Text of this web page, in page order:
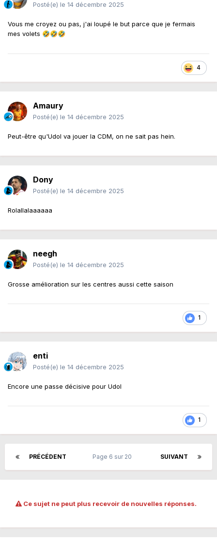
Posté(e) le 14 décembre 2025
Vous me croyez ou pas, j'ai loupé le but parce que je fermais
mes volets 🤣🤣🤣
4
Amaury
Posté(e) le 14 décembre 2025
Peut-être qu'Udol va jouer la CDM, on ne sait pas hein.
Dony
Posté(e) le 14 décembre 2025
Rolallalaaaaaa
neegh
Posté(e) le 14 décembre 2025
Grosse amélioration sur les centres aussi cette saison
1
enti
Posté(e) le 14 décembre 2025
Encore une passe décisive pour Udol
1
PRÉCÉDENT SUIVANT
Page 6 sur 20
Ce sujet ne peut plus recevoir de nouvelles réponses.